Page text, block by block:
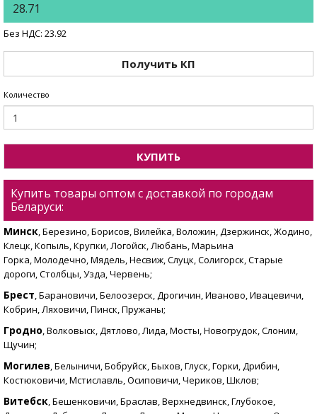
28.71
Без НДС: 23.92
Получить КП
Количество
КУПИТЬ
Купить товары оптом с доставкой по городам
Беларуси:
Минск, Березино, Борисов, Вилейка, Воложин, Дзержинск, Жодино,
Клецк, Копыль, Крупки, Логойск, Любань, Марьина
Горка, Молодечно, Мядель, Несвиж, Слуцк, Солигорск, Старые
дороги, Столбцы, Узда, Червень;
Брест, Барановичи, Белоозерск, Дрогичин, Иваново, Ивацевичи,
Кобрин, Ляховичи, Пинск, Пружаны;
Гродно, Волковыск, Дятлово, Лида, Мосты, Новогрудок, Слоним,
Щучин;
Могилев, Белыничи, Бобруйск, Быхов, Глуск, Горки, Дрибин,
Костюковичи, Мстиславль, Осиповичи, Чериков, Шклов;
Витебск, Бешенковичи, Браслав, Верхнедвинск, Глубокое,